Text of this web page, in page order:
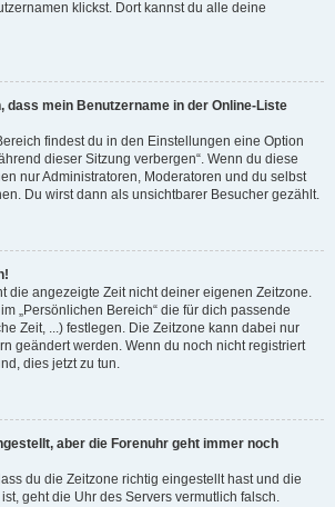
klickst. Dort kannst du alle deine
dass mein Benutzername in der Online-Liste
findest du in den Einstellungen eine Option
dieser Sitzung verbergen“. Wenn du diese
nur Administratoren, Moderatoren und du selbst
Du wirst dann als unsichtbarer Besucher gezählt.
die angezeigte Zeit nicht deiner eigenen Zeitzone.
„Persönlichen Bereich“ die für dich passende
Zeit, ...) festlegen. Die Zeitzone kann dabei nur
geändert werden. Wenn du noch nicht registriert
dies jetzt zu tun.
aber die Forenuhr geht immer noch
du die Zeitzone richtig eingestellt hast und die
geht die Uhr des Servers vermutlich falsch.